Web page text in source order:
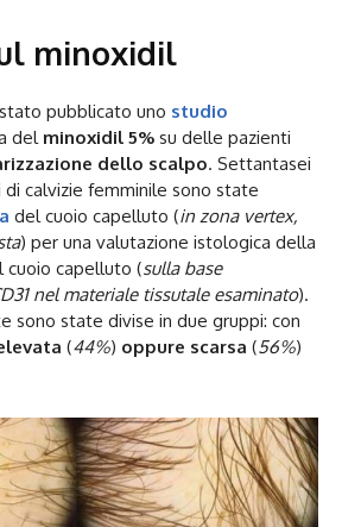
minoxidil
pubblicato uno studio
del minoxidil 5% su delle pazienti
dello scalpo. Settantasei
di calvizie femminile sono state
del cuoio capelluto (in zona vertex,
) per una valutazione istologica della
cuoio capelluto (sulla base
nel materiale tissutale esaminato).
sono state divise in due gruppi: con
(44%) oppure scarsa (56%)